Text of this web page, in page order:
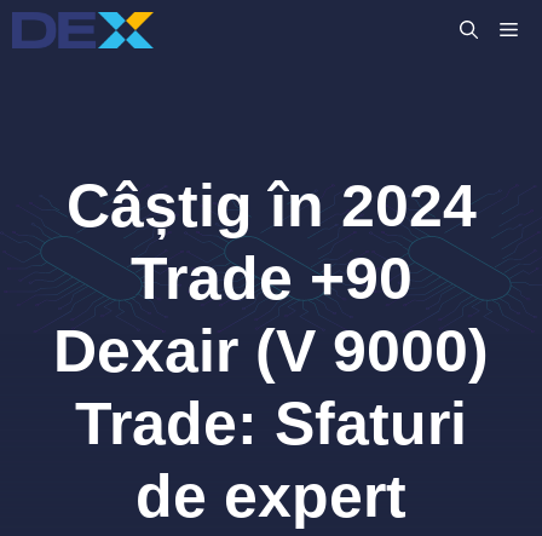
Sari
la
Câștig în 2024
Trade +90
Dexair (V 9000)
Trade: Sfaturi
de expert